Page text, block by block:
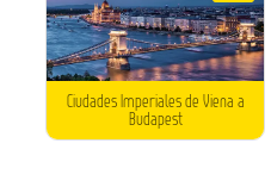
Ciudades Imperiales de Viena a
Budapest